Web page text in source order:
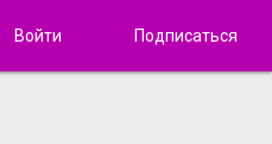
Войти Подписаться